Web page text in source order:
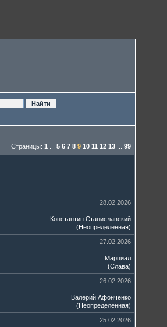
Страницы: 1 5 6 7 8 9 10 11 12 13 99
28.02.2026
Константин Станиславский
(Неопределенная)
27.02.2026
Марциал
(Слава)
26.02.2026
Валерий Афонченко
(Неопределенная)
25.02.2026